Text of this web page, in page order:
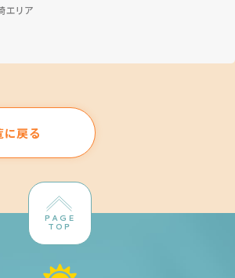
エリア
戻る
PAGE
TOP